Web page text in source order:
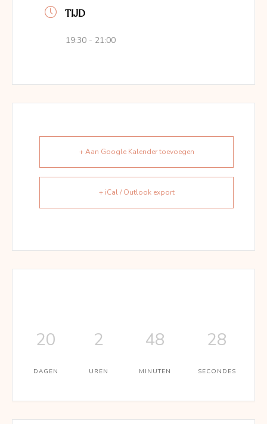
TIJD
19:30 - 21:00
+ Aan Google Kalender toevoegen
+ iCal / Outlook export
20
DAGEN
2
UREN
48
MINUTEN
28
SECONDES